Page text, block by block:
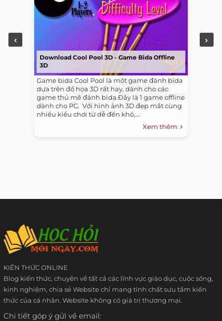
Download Cool Pool 3D - Game Bida Offline
3D
Game bida Cool Pool là một game đánh bida
dựa trên đồ họa 3D rất hay, dành cho các
game thủ mê đánh bida.Đây là 1 game offline
dành cho PC. ​ Với hình ảnh 3D đẹp mắt cùng
nhiều kiểu chơi từ dễ đến khó,...
Xem thêm
KIẾN THỨC ONLINE
Blog kiến thức, chuyên về tất cả các lĩnh vực giáo dục, cuộc sống,
kinh nghiệm, chia sẻ Website chỉ mang tính chất sưu tầm kiến
thức của cá nhân. Website không có giá trị thương mại.
Chi tiết góp ý gửi về email: